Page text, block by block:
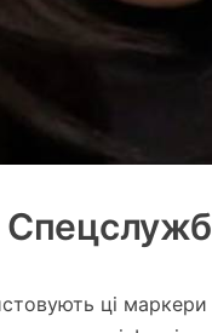
Спецслужб
ці